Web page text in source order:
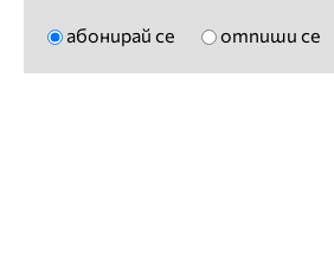
абонирай се отпиши се